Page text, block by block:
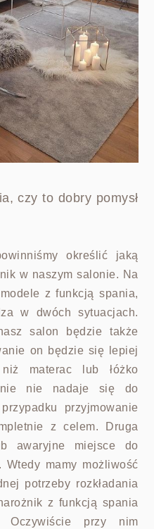
czy to dobry pomysł
określić jaką
w naszym salonie. Na
z funkcją spania,
w dwóch sytuacjach.
salon będzie także
on będzie się lepiej
niż materac lub łóżko
nie nadaje się do
przyjmowanie
z celem. Druga
awaryjne miejsce do
mamy możliwość
potrzeby rozkładania
z funkcją spania
Oczywiście przy nim